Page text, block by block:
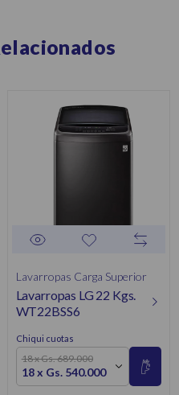
Lavarropas Carga Superior
Lavarropas LG 22 Kgs.
WT22BSS6
Chiqui cuotas
18 x Gs. 689.000
18 x Gs. 540.000